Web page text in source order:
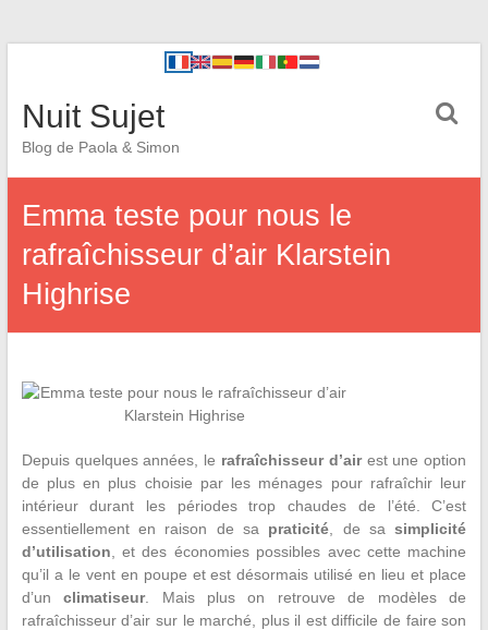
Nuit Sujet
Blog de Paola & Simon
Emma teste pour nous le
rafraîchisseur d’air Klarstein
Highrise
Depuis quelques années, le rafraîchisseur d’airest une option
de plus en plus choisie par les ménages pour rafraîchir leur
intérieur durant les périodes trop chaudes de l’été. C’est
essentiellement en raison de sa praticité , de sasimplicité
d’utilisation , et des économies possibles avec cette machine
qu’il a le vent en poupe et est désormais utilisé en lieu et place
d’unclimatiseur. Mais plus on retrouve de modèles de
rafraîchisseur d’air sur le marché, plus il est difficile de faire son